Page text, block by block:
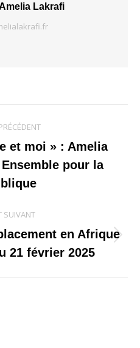
Lakrafi
Onglet
précédent
et moi » : Amelia
pour la
SUIVANT
Onglet
suivant
en Afrique
21 février 2025